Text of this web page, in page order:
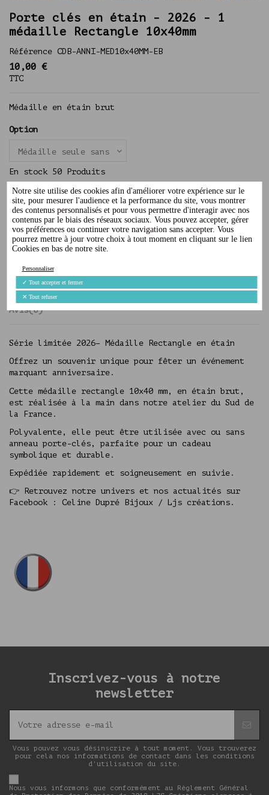
Porte clés en étain - 2026 - 1
médaille Rectangle 10x40mm
Référence CDB-ANNI-MED10x40MM-EB
10,00 €
TTC
Médaille en étain brut
Option
En stock 50 Produits
rectangle étain noces médaille étain 2026
Description
Détails du produit
Avis(0)
Série limitée 2026– Médaille Rectangle en étain
Offrez un souvenir unique pour fêter un événement
marquant anniversaire.
Cette médaille rectangle 10x40 mm, en étain brut,
est réalisée à la main dans notre atelier du Sud de
la France.
Polyvalente, elle peut être utilisée avec ou sans
anneau porte-clés, parfaite pour un cadeau
symbolique et durable.
Expédiée rapidement et soigneusement en suivie.
👉 Retrouvez notre univers et nos actualités sur
Facebook : Celine Dupré Bijoux / Ljs créations.
Inscrivez-vous à notre
newsletter
Vous pouvez vous désinscrire à tout moment. Vous trouverez
pour cela nos informations de contact dans les conditions
d'utilisation du site.
Nous vous informons que conformément au Règlement Général
Notre site utilise des cookies afin d'améliorer votre expérience sur le
site, pour mesurer l'audience et la performance du site, vous montrer
des contenus personnalisés et pour vous permettre d'interagir avec nos
contenus par le biais des réseaux sociaux. Vous pouvez accepter, gérer
vos préférences ou continuer votre navigation sans accepter. Vous
pourrez mettre à jour votre choix à tout moment en cliquant sur le lien
Cookies en bas de notre site.
Personnaliser
✓ Tout accepter et fermer
✕ Tout refuser